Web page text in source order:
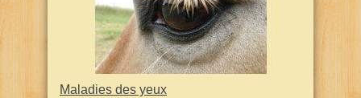
Maladies des yeux